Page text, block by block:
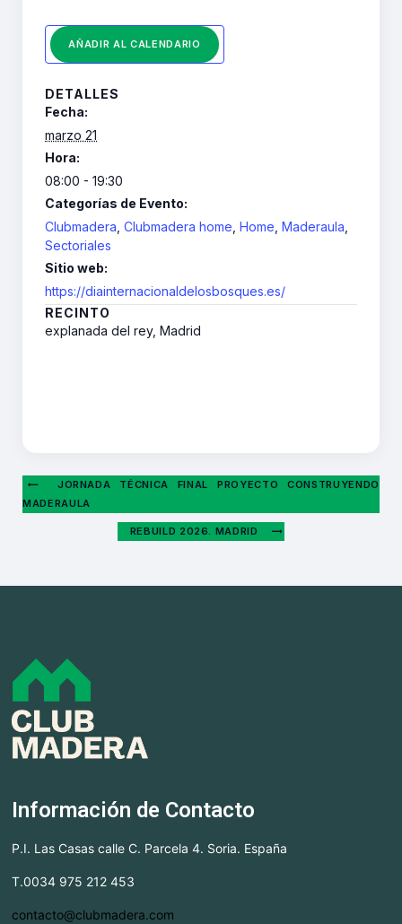
AÑADIR AL CALENDARIO
DETALLES
Fecha:
marzo 21
Hora:
08:00 - 19:30
Categorías de Evento:
Clubmadera Clubmadera home Home Maderaula
Sectoriales
Sitio web:
https://diainternacionaldelosbosques.es/
RECINTO
explanada del rey, Madrid
JORNADA TÉCNICA FINAL PROYECTO CONSTRUYENDO
MADERAULA
REBUILD 2026. MADRID
Información de Contacto
P.I. Las Casas calle C. Parcela 4. Soria. España
T.0034 975 212 453
contacto@clubmadera.com